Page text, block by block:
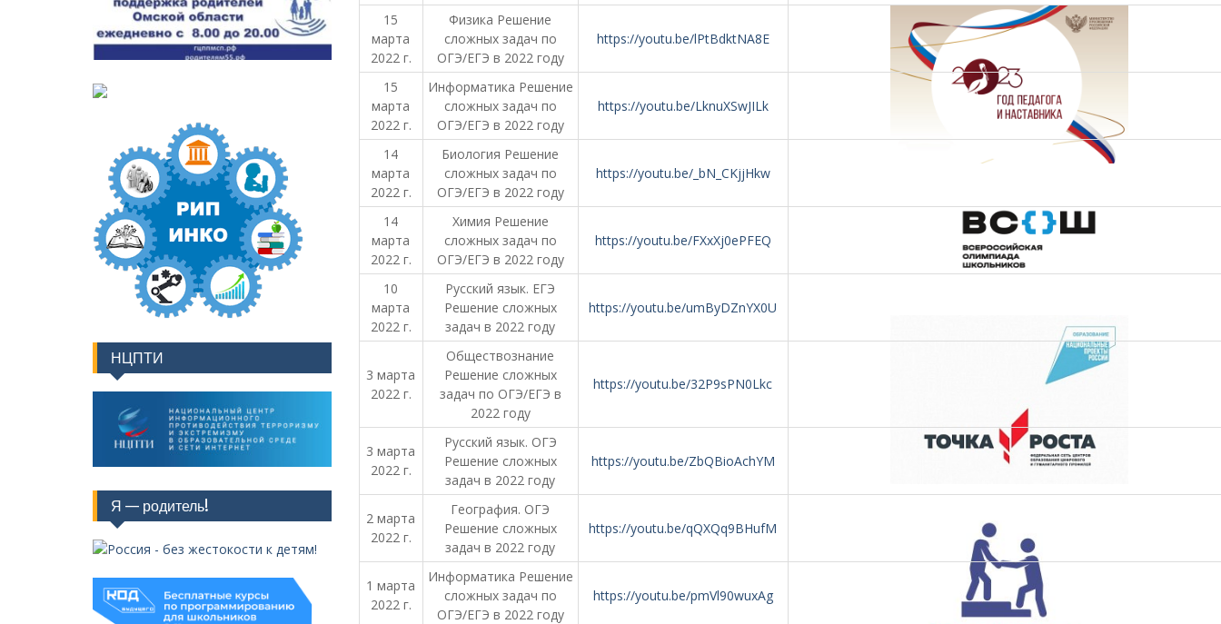
15
марта
2022 г.
Физика Решение
сложных задач по
ОГЭ/ЕГЭ в 2022 году
https://youtu.be/lPtBdktNA8E
15
марта
2022 г.
Информатика Решение
сложных задач по
ОГЭ/ЕГЭ в 2022 году
https://youtu.be/LknuXSwJILk
14
марта
2022 г.
Биология Решение
сложных задач по
ОГЭ/ЕГЭ в 2022 году
https://youtu.be/_bN_CKjjHkw
14
марта
2022 г.
Химия Решение
сложных задач по
ОГЭ/ЕГЭ в 2022 году
https://youtu.be/FXxXj0ePFEQ
10
марта
2022 г.
Русский язык. ЕГЭ
Решение сложных
задач в 2022 году
https://youtu.be/umByDZnYX0U
3 марта
2022 г.
Обществознание
Решение сложных
задач по ОГЭ/ЕГЭ в
2022 году
https://youtu.be/32P9sPN0Lkc
3 марта
2022 г.
Русский язык. ОГЭ
Решение сложных
задач в 2022 году
https://youtu.be/ZbQBioAchYM
2 марта
2022 г.
География. ОГЭ
Решение сложных
задач в 2022 году
https://youtu.be/qQXQq9BHufM
1 марта
2022 г.
Информатика Решение
сложных задач по
ОГЭ/ЕГЭ в 2022 году
https://youtu.be/pmVl90wuxAg
НЦПТИ
Я — родитель!